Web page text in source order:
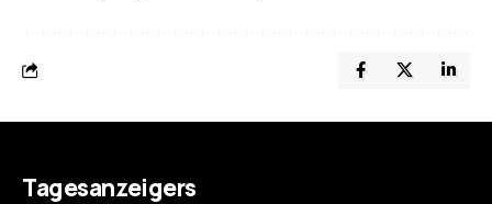
Tagesanzeigers